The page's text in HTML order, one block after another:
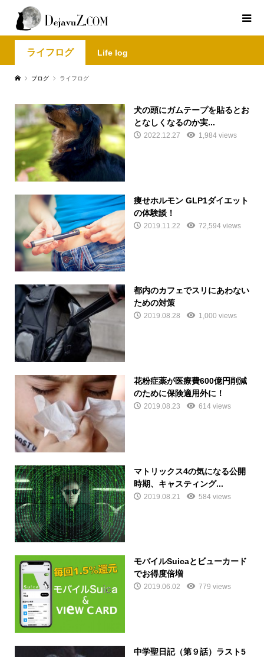
ライフログ Life log
ブログ ライフログ
犬の頭にガムテープを貼るとお
となしくなるのか実...
2022.12.27 1,984 views
痩せホルモン GLP1ダイエット
の体験談！
2019.11.22 72,594 views
都内のカフェでスリにあわない
ための対策
2019.08.28 1,000 views
花粉症薬が医療費600億円削減
のために保険適用外に！
2019.08.23 614 views
マトリックス4の気になる公開
時期、キャスティング...
2019.08.21 584 views
モバイルSuicaとビューカード
でお得度倍増
2019.06.02 779 views
中学聖日記（第９話）ラスト5